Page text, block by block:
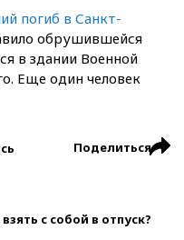
погиб в Санкт-
обрушившейся
в здании Военной
Еще один человек
Поделиться
с собой в отпуск?